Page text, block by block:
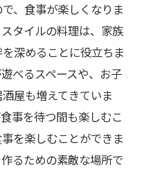
、食事が楽しくなりま
タイルの料理は、家族
深めることに役立ちま
べるスペースや、お子
屋も増えてきていま
事を待つ間も楽しむこ
を楽しむことができま
るための素敵な場所で